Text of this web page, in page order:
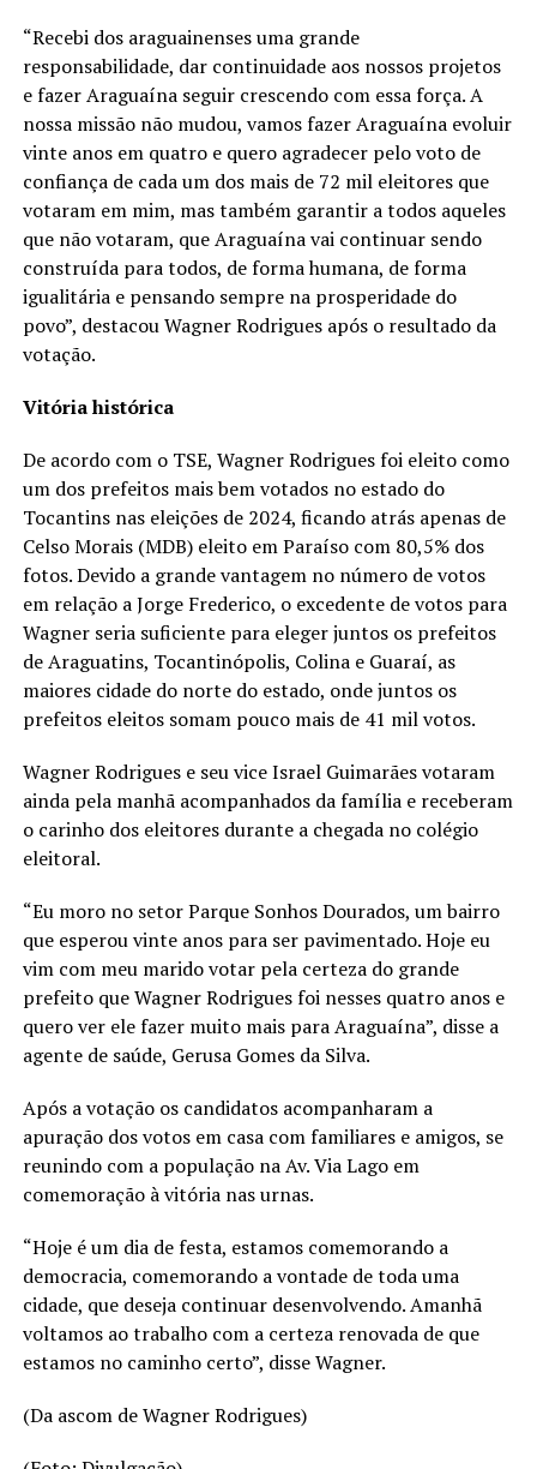
“Recebi dos araguainenses uma grande
responsabilidade, dar continuidade aos nossos projetos
e fazer Araguaína seguir crescendo com essa força. A
nossa missão não mudou, vamos fazer Araguaína evoluir
vinte anos em quatro e quero agradecer pelo voto de
confiança de cada um dos mais de 72 mil eleitores que
votaram em mim, mas também garantir a todos aqueles
que não votaram, que Araguaína vai continuar sendo
construída para todos, de forma humana, de forma
igualitária e pensando sempre na prosperidade do
povo”, destacou Wagner Rodrigues após o resultado da
votação.
Vitória histórica
De acordo com o TSE, Wagner Rodrigues foi eleito como
um dos prefeitos mais bem votados no estado do
Tocantins nas eleições de 2024, ficando atrás apenas de
Celso Morais (MDB) eleito em Paraíso com 80,5% dos
fotos. Devido a grande vantagem no número de votos
em relação a Jorge Frederico, o excedente de votos para
Wagner seria suficiente para eleger juntos os prefeitos
de Araguatins, Tocantinópolis, Colina e Guaraí, as
maiores cidade do norte do estado, onde juntos os
prefeitos eleitos somam pouco mais de 41 mil votos.
Wagner Rodrigues e seu vice Israel Guimarães votaram
ainda pela manhã acompanhados da família e receberam
o carinho dos eleitores durante a chegada no colégio
eleitoral.
“Eu moro no setor Parque Sonhos Dourados, um bairro
que esperou vinte anos para ser pavimentado. Hoje eu
vim com meu marido votar pela certeza do grande
prefeito que Wagner Rodrigues foi nesses quatro anos e
quero ver ele fazer muito mais para Araguaína”, disse a
agente de saúde, Gerusa Gomes da Silva.
Após a votação os candidatos acompanharam a
apuração dos votos em casa com familiares e amigos, se
reunindo com a população na Av. Via Lago em
comemoração à vitória nas urnas.
“Hoje é um dia de festa, estamos comemorando a
democracia, comemorando a vontade de toda uma
cidade, que deseja continuar desenvolvendo. Amanhã
voltamos ao trabalho com a certeza renovada de que
estamos no caminho certo”, disse Wagner.
(Da ascom de Wagner Rodrigues)